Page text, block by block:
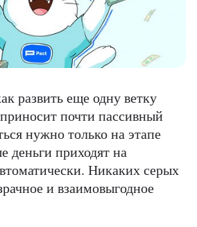
развить еще одну ветку
почти пассивный
нужно только на этапе
деньги приходят на
Никаких серых
и взаимовыгодное